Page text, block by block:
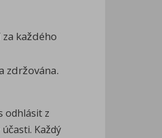
každého
zdržována.
odhlásit z
Každý